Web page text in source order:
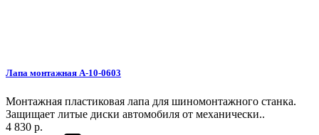
Лапа монтажная A-10-0603
Монтажная пластиковая лапа для шиномонтажного станка.
Защищает литые диски автомобиля от механически..
4 830 р.